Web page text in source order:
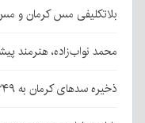
بلاتکلیفی مس کرمان و
محمد نواب‌زاده، هنرمند
ذخیره سدهای کرمان به ۲۴۹ میلیون مترمکعب رسید